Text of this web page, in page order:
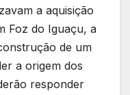
a aquisição
Foz do Iguaçu, a
de um
a origem dos
responder